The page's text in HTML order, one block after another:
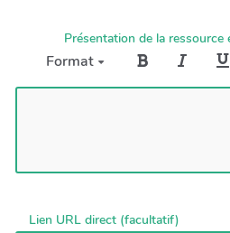
Présentation de la ressource
Format
Lien URL direct (facultatif)